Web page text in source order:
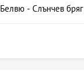
Белвю - Слънчев бряг